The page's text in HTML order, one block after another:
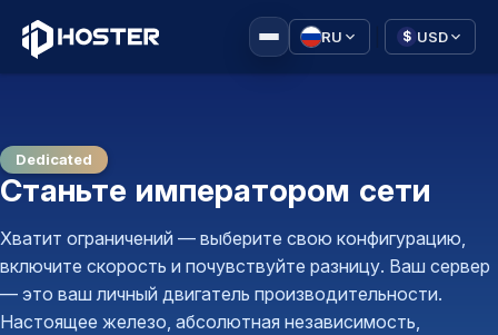
RU $ USD
Dedicated
Станьте императором сети
Хватит ограничений — выберите свою конфигурацию,
включите скорость и почувствуйте разницу. Ваш сервер
— это ваш личный двигатель производительности.
Настоящее железо, абсолютная независимость,